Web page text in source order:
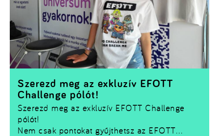
Szerezd meg az exkluzív EFOTT Challenge
pólót!
Nem csak pontokat gyűjthetsz az EFOTT
Szerezd meg az exkluzív EFOTT
Challenge pólót!